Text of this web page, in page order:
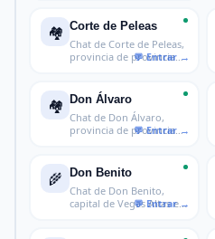
🏘️ Corte de Peleas
Chat de Corte de Peleas,
provincia de provincia
🏘️ Don Álvaro
Chat de Don Álvaro,
provincia de provincia
🌾 Don Benito
Chat de Don Benito,
capital de Vegas Altas en